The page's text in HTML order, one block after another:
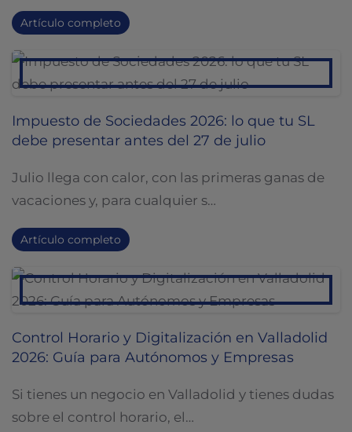
Artículo completo
Impuesto de Sociedades 2026: lo que tu SL
debe presentar antes del 27 de julio
Julio llega con calor, con las primeras ganas de
vacaciones y, para cualquier s…
Artículo completo
Control Horario y Digitalización en Valladolid
2026: Guía para Autónomos y Empresas
Si tienes un negocio en Valladolid y tienes dudas
sobre el control horario, el…